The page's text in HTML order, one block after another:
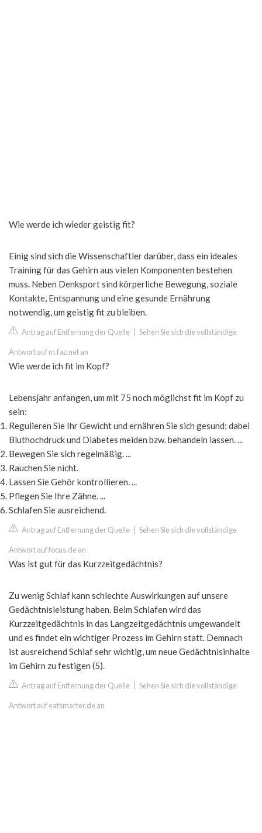
Wie werde ich wieder geistig fit?
Einig sind sich die Wissenschaftler darüber, dass ein ideales
Training für das Gehirn aus vielen Komponenten bestehen
muss. Neben Denksport sind körperliche Bewegung, soziale
Kontakte, Entspannung und eine gesunde Ernährung
notwendig, um geistig fit zu bleiben.
Antrag auf Entfernung der Quelle Sehen Sie sich die vollständige
Antwort auf m.faz.net an
Wie werde ich fit im Kopf?
Lebensjahr anfangen, um mit 75 noch möglichst fit im Kopf zu
sein:
Regulieren Sie Ihr Gewicht und ernähren Sie sich gesund; dabei
Bluthochdruck und Diabetes meiden bzw. behandeln lassen. ...
Bewegen Sie sich regelmäßig. ...
Rauchen Sie nicht.
Lassen Sie Gehör kontrollieren. ...
Pflegen Sie Ihre Zähne. ...
Schlafen Sie ausreichend.
Antrag auf Entfernung der Quelle Sehen Sie sich die vollständige
Antwort auf focus.de an
Was ist gut für das Kurzzeitgedächtnis?
Zu wenig Schlaf kann schlechte Auswirkungen auf unsere
Gedächtnisleistung haben. Beim Schlafen wird das
Kurzzeitgedächtnis in das Langzeitgedächtnis umgewandelt
und es findet ein wichtiger Prozess im Gehirn statt. Demnach
ist ausreichend Schlaf sehr wichtig, um neue Gedächtnisinhalte
im Gehirn zu festigen (5).
Antrag auf Entfernung der Quelle Sehen Sie sich die vollständige
Antwort auf eatsmarter.de an